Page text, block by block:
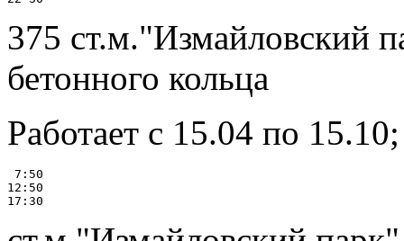
375 ст.м."Измайловский
бетонного кольца
Работает с 15.04 по
7:50
12:50